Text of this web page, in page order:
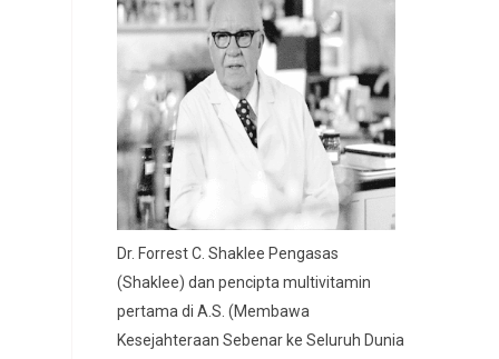
Dr. Forrest C. Shaklee Pengasas
(Shaklee) dan pencipta multivitamin
pertama di A.S. (Membawa
Kesejahteraan Sebenar ke Seluruh Dunia